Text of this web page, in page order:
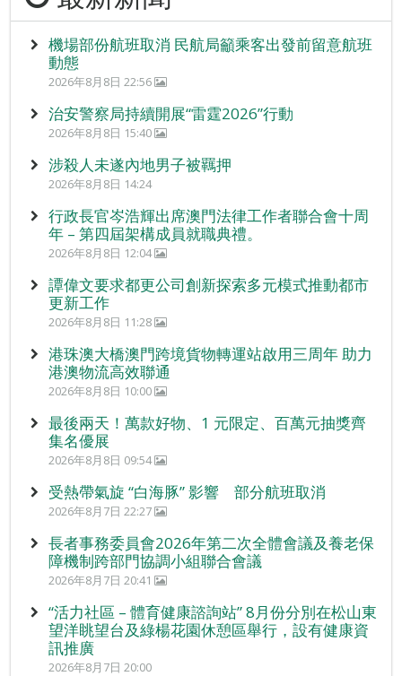
機場部份航班取消 民航局籲乘客出發前留意航班
動態
2026年8月8日 22:56
治安警察局持續開展“雷霆2026”行動
2026年8月8日 15:40
涉殺人未遂內地男子被羈押
2026年8月8日 14:24
行政長官岑浩輝出席澳門法律工作者聯合會十周
年 – 第四屆架構成員就職典禮。
2026年8月8日 12:04
譚偉文要求都更公司創新探索多元模式推動都市
更新工作
2026年8月8日 11:28
港珠澳大橋澳門跨境貨物轉運站啟用三周年 助力
港澳物流高效聯通
2026年8月8日 10:00
最後兩天！萬款好物、1 元限定、百萬元抽獎齊
集名優展
2026年8月8日 09:54
受熱帶氣旋 “白海豚” 影響 部分航班取消
2026年8月7日 22:27
長者事務委員會2026年第二次全體會議及養老保
障機制跨部門協調小組聯合會議
2026年8月7日 20:41
“活力社區 – 體育健康諮詢站” 8月份分別在松山東
望洋眺望台及綠楊花園休憩區舉行，設有健康資
訊推廣
2026年8月7日 20:00